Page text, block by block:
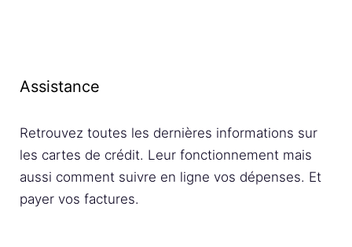
Assistance
Retrouvez toutes les dernières informations sur
les cartes de crédit. Leur fonctionnement mais
aussi comment suivre en ligne vos dépenses. Et
payer vos factures.